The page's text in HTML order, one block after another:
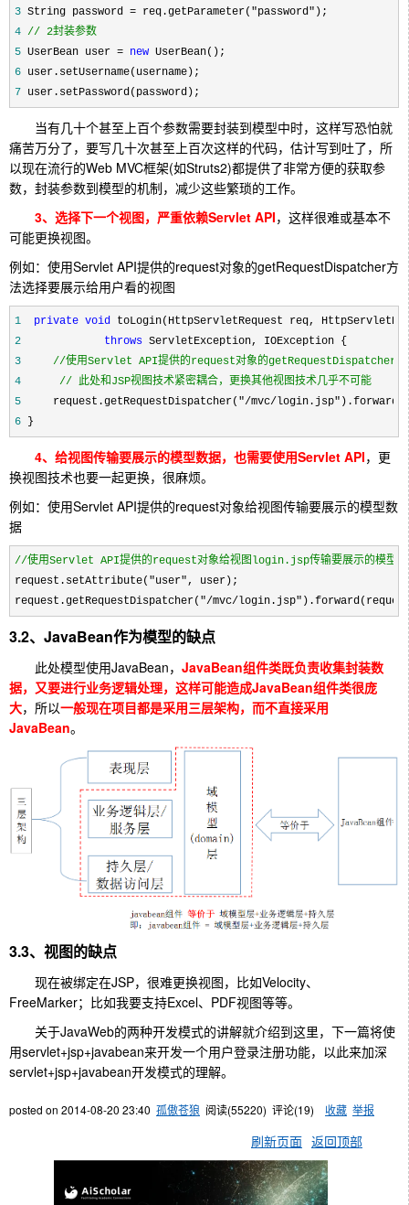
3 String password = req.getParameter("password"
4 // 2封装参数
5 UserBean user = new
6
7 user.setPassword(password);
当有几十个甚至上百个参数需要封装到模型中时，这样写恐怕就
痛苦万分了，要写几十次甚至上百次这样的代码，估计写到吐了，所
以现在流行的Web MVC框架(如Struts2)都提供了非常方便的获取参
数，封装参数到模型的机制，减少这些繁琐的工作。
3、选择下一个视图，严重依赖Servlet API，这样很难或基本不
可能更换视图。
例如：使用Servlet API提供的request对象的getRequestDispatcher方
法选择要展示给用户看的视图
1 private void
2
throws
3
//
4
// 此处和JSP视图技术紧密耦合，更换其他视图技术几乎不可能
5
     request.getRequestDispatcher("/mvc/login.jsp"
6 }
4、给视图传输要展示的模型数据，也需要使用Servlet API，更
换视图技术也要一起更换，很麻烦。
例如： 使用Servlet API提供的request对象给视图传输要展示的模型数
据
//使用Servlet API提供的request对象给视图login.jsp传输要展示的模型
request.setAttribute("user", user);
request.getRequestDispatcher( "/mvc/
3.2、JavaBean作为模型的缺点
此处模型使用JavaBean， JavaBean组件类既负责收集封装数
据，又要进行业务逻辑处理，这样可能造成JavaBean组件类很庞
大，所以一般现在项目都是采用三层架构，而不直接采用
JavaBean。
3.3、视图的缺点
现在被绑定在JSP，很难更换视图，比如Velocity、
FreeMarker；比如我要支持Excel、PDF视图等等。
关于JavaWeb的两种开发模式的讲解就介绍到这里，下一篇将使
用servlet+jsp+javabean来开发一个用户登录注册功能，以此来加深
servlet+jsp+javabean开发模式的理解。
posted on 2014-08-20 23:40 孤傲苍狼 阅读(55220) 评论(19) 收藏 举报
刷新页面 返回顶部